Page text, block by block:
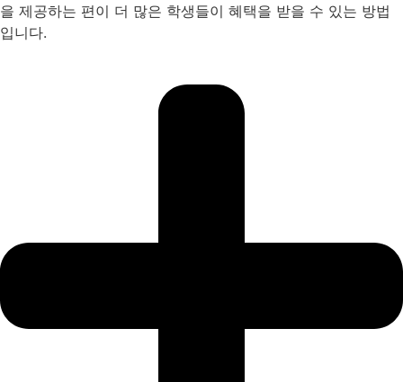
을 제공하는 편이 더 많은 학생들이 혜택을 받을 수 있는 방법
입니다.